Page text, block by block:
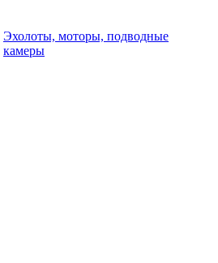
Эхолоты, моторы, подводные
камеры